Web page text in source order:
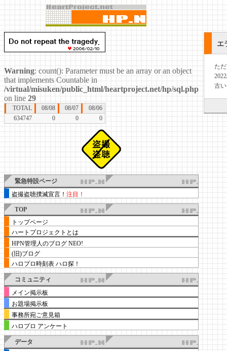
Warning: count(): Parameter must be an array or an object
that implements Countable in
/virtual/misuken/public_html/heartproject.net/hp/sql.php
on line 29
TOTAL 08/08 08/07
08/06
634747
0 0 0
緊急特設ページ
盗撮盗聴撲滅宣言！ 注目！
TOP
トップページ
ハートプロジェクトとは
HPN管理人のブログ NEO!
(旧)ブログ
ハロプロ時刻表 ハロ探！
コミュニティ
メイン掲示板
お題場掲示板
事務所宛ご意見箱
ハロプロ アンケート
データ
エ
た
古